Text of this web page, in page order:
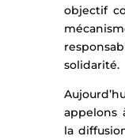
objectif
solidarité.
appelons
la